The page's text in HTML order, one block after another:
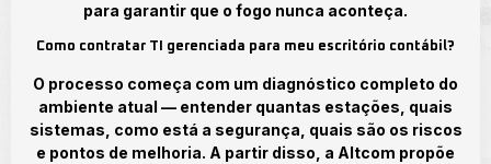
para garantir que o fogo nunca aconteça.
Como contratar TI gerenciada para meu escritório contábil?
O processo começa com um diagnóstico completo do
ambiente atual — entender quantas estações, quais
sistemas, como está a segurança, quais são os riscos
e pontos de melhoria. A partir disso, a Altcom propõe